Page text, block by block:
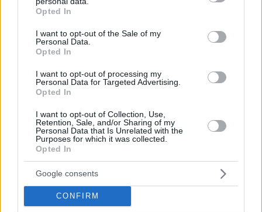
grant or deny consent to Google and its third-party tags to
use your data for below specified purposes in below Google
consent section.
Opted In
I want to opt-out of the Sale of my
Personal Data.
Opted In
I want to opt-out of processing my
Personal Data for Targeted Advertising.
Opted In
I want to opt-out of Collection, Use,
Retention, Sale, and/or Sharing of my
Personal Data that Is Unrelated with the
Purposes for which it was collected.
Opted In
Google consents
CONFIRM
και τον Κόσμο, τη στιγμή που συμβαίνουν, στο